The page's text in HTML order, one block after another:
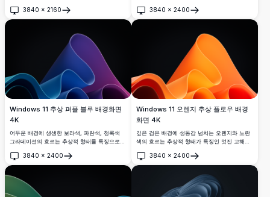
란색 형태들을 특징으로 하는 이 고해상도 이미
지는 화면에 현대적인 느낌을 가져다줍니다. 전
업 공간에 우아함과 세련됨을 더해줍니다.
3840 × 2160
열기
11 추상 배경화면. 와이드스크린 모니터와 현대
적인 디스플레이에 완벽한 모던 데스크톱 배경.
3840 × 2400
열기
Windows 11 추상 퍼플 블루 배경화면
4K
어두운 배경에 생생한 보라색, 파란색, 청록색
그라데이션의 흐르는 추상적 형태를 특징으로
다. 부드러운 곡선과 프리미엄 시각적 매력을 가
진 현대적인 데스크톱 커스터마이징에 완벽합니
다.
3840 × 2400
열기
Windows 11 오렌지 추상 플로우 배경
화면 4K
깊은 검은 배경에 생동감 넘치는 오렌지와 노란
색의 흐르는 추상적 형태가 특징인 멋진 고해상
과 그라데이션을 가진 현대적인 미니멀리스트
디자인이 현대적인 설정에 완벽한 우아한 데스
3840 × 2400
열기